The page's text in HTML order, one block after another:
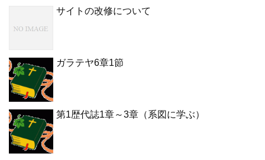
サイトの改修について
ガラテヤ6章1節
第1歴代誌1章～3章（系図に学ぶ）